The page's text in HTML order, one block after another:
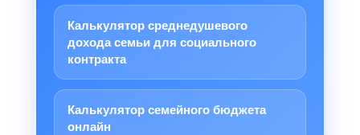
Калькулятор среднедушевого
дохода семьи для социального
контракта
Калькулятор семейного бюджета
онлайн